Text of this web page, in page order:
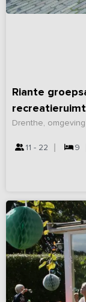
Riante
Drenthe,
11 - 22 9